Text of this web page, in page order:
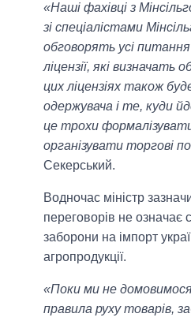
«Наші фахівці з
зі спеціалістами
обговорять усі
ліцензії, які визначать
цих ліцензіях також
одержувача і те, куди
це трохи
організувати торгові
Секерський.
Водночас міністр
переговорів не означає
заборони на імпорт
агропродукції.
«Поки ми не
правила руху товарів,